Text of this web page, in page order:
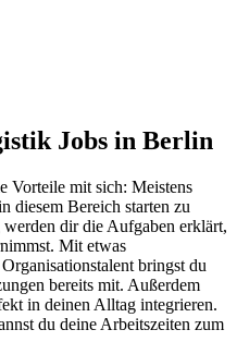
Jobs in Berlin
Vorteile mit sich: Meistens
diesem Bereich starten zu
dir die Aufgaben erklärt,
Mit etwas
bringst du
bereits mit. Außerdem
in deinen Alltag integrieren.
du deine Arbeitszeiten zum